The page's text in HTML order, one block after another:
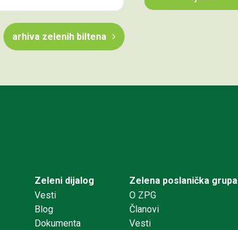
arhiva zelenih biltena
Zeleni dijalog
Vesti
Blog
Dokumenta
Zelena poslanička grupa
O ZPG
Članovi
Vesti